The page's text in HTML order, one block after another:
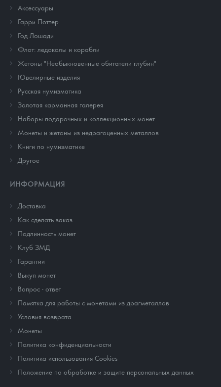
Аксессуары
Гарри Поттер
Год Лошади
Флот: ледоколы и корабли
Жетоны "Необыкновенные обитатели глубин"
Ювелирные изделия
Русская нумизматика
Золотая карманная галерея
Наборы подарочных и коллекционных монет
Монеты и жетоны из недрагоценных металлов
Книги по нумизматике
Другое
ИНФОРМАЦИЯ
Доставка
Как сделать заказ
Подлинность монет
Клуб ЗМД
Гарантии
Выкуп монет
Вопрос - ответ
Памятка для работы с монетами из драгметаллов
Условия возврата
Монеты
Политика конфиденциальности
Политика использования Cookies
Положение по обработке и защите персональных данных